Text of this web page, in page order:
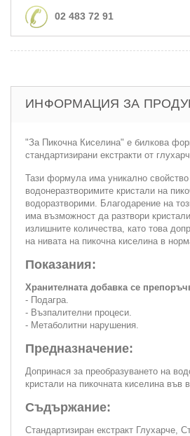
02 483 72 91
ИНФОРМАЦИЯ ЗА
"За Пикочна Киселина" е билкова
стандартизирани екстракти от
Тази формула има уникално
водонеразтворимите кристали на
водоразтворими. Благодарение на
има възможност да разтвори
излишните количества, като това
на нивата на пикочна киселина в
Показания:
Хранителната добавка се
- Подагра.
- Възпалителни процеси.
- Метаболитни нарушения.
Предназначение:
Допринася за преобразуването на
кристали на пикочната киселина във
Съдържание:
Стандартизиран екстракт Глухарче,